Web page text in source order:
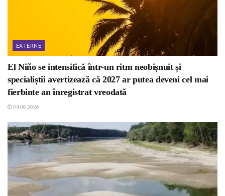
EXTERNE
El Niño se intensifică într-un ritm neobișnuit și
specialiștii avertizează că 2027 ar putea deveni cel mai
fierbinte an înregistrat vreodată
04.08.2026